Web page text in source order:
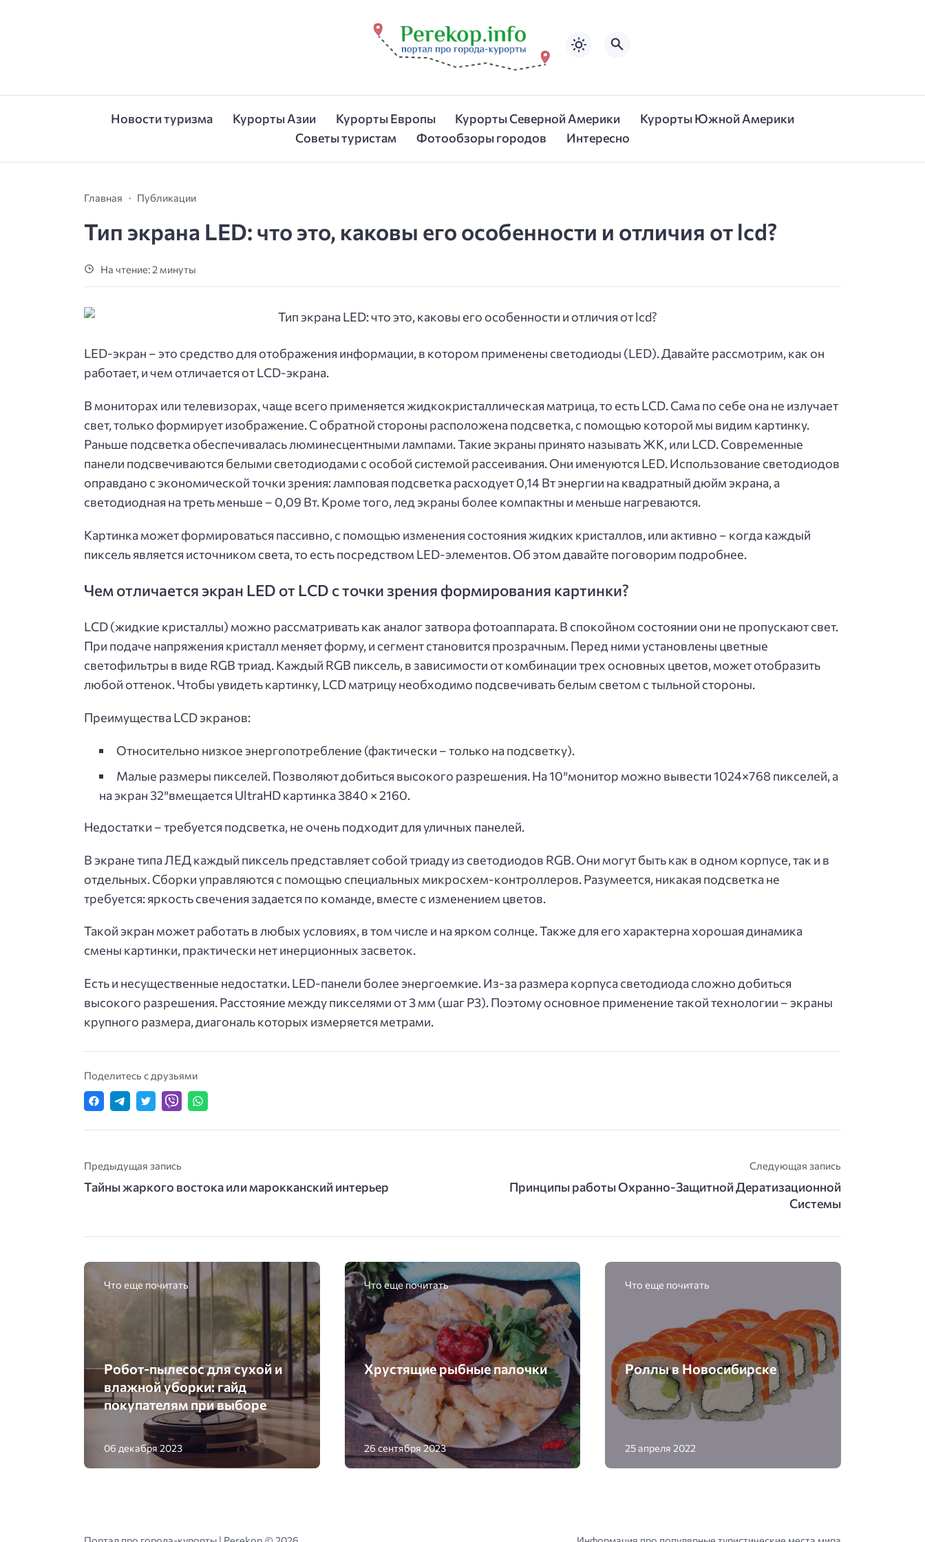
Новости туризма Курорты Азии Курорты Европы Курорты Северной Америки
Курорты Южной Америки
Советы туристам
Фотообзоры городов Интересно
Главная Публикации
Тип экрана LED: что это, каковы его особенности и отличия от lcd?
На чтение: 2 минуты
LED-экран – это средство для отображения информации, в котором применены светодиоды (LED). Давайте рассмотрим, как он
работает, и чем отличается от LCD-экрана.
В мониторах или телевизорах, чаще всего применяется жидкокристаллическая матрица, то есть LCD. Сама по себе она не излучает
свет, только формирует изображение. С обратной стороны расположена подсветка, с помощью которой мы видим картинку.
Раньше подсветка обеспечивалась люминесцентными лампами. Такие экраны принято называть ЖК, или LCD. Современные
панели подсвечиваются белыми светодиодами с особой системой рассеивания. Они именуются LED. Использование светодиодов
оправдано с экономической точки зрения: ламповая подсветка расходует 0,14 Вт энергии на квадратный дюйм экрана, а
светодиодная на треть меньше – 0,09 Вт. Кроме того, лед экраны более компактны и меньше нагреваются.
Картинка может формироваться пассивно, с помощью изменения состояния жидких кристаллов, или активно – когда каждый
пиксель является источником света, то есть посредством LED-элементов. Об этом давайте поговорим подробнее.
Чем отличается экран LED от LCD с точки зрения формирования картинки?
LCD (жидкие кристаллы) можно рассматривать как аналог затвора фотоаппарата. В спокойном состоянии они не пропускают свет.
При подаче напряжения кристалл меняет форму, и сегмент становится прозрачным. Перед ними установлены цветные
светофильтры в виде RGB триад. Каждый RGB пиксель, в зависимости от комбинации трех основных цветов, может отобразить
любой оттенок. Чтобы увидеть картинку, LCD матрицу необходимо подсвечивать белым светом с тыльной стороны.
Преимущества LCD экранов:
Относительно низкое энергопотребление (фактически – только на подсветку).
Малые размеры пикселей. Позволяют добиться высокого разрешения. На 10″монитор можно вывести 1024×768 пикселей, а
на экран 32″вмещается UltraHD картинка 3840 × 2160.
Недостатки – требуется подсветка, не очень подходит для уличных панелей.
В экране типа ЛЕД каждый пиксель представляет собой триаду из светодиодов RGB. Они могут быть как в одном корпусе, так и в
отдельных. Сборки управляются с помощью специальных микросхем-контроллеров. Разумеется, никакая подсветка не
требуется: яркость свечения задается по команде, вместе с изменением цветов.
Такой экран может работать в любых условиях, в том числе и на ярком солнце. Также для его характерна хорошая динамика
смены картинки, практически нет инерционных засветок.
Есть и несущественные недостатки. LED-панели более энергоемкие. Из-за размера корпуса светодиода сложно добиться
высокого разрешения. Расстояние между пикселями от 3 мм (шаг P3). Поэтому основное применение такой технологии – экраны
крупного размера, диагональ которых измеряется метрами.
Поделитесь с друзьями
Предыдущая запись
Тайны жаркого востока или марокканский интерьер
Следующая запись
Принципы работы Охранно-Защитной Дератизационной
Системы
Что еще почитать
Робот-пылесос для сухой и
влажной уборки: гайд
покупателям при выборе
06 декабря 2023
Что еще почитать
Хрустящие рыбные палочки
26 сентября 2023
Что еще почитать
Роллы в Новосибирске
25 апреля 2022